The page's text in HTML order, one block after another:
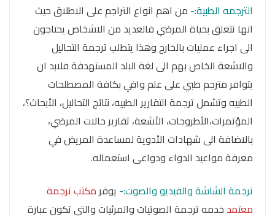
الترجمه الطبية:- من اهم انواع التراجم على الاطلاق حيث
انها تتعلق بحياة المرضي فالعديد من الاشخاص يحتاجون
الى اجراء عمليات بالخارج وهذا يتطلب ترجمة التحاليل
والاشعة الخاص بهم الى لغة البلد المستهدفة فلابد ان
يتوافر مترجم طبي على علم وافي بكافة المصطلحات
الطبيه وتشمل ترجمة التقارير الطبيه، نتائج التحاليل، الأبحاث؟،
المؤتمرات،الأطروحات، الأشعة، تقارير حالات المرضي،
بالاضافة الى شهادات الأدوية لمساعدة المريض في
معرفة مواعيد الدواء ودواعى استعماله.
ترجمة الشاشة والفيديو والصوت:- يوفر مكتب ترجمة
معتمد خدمه ترجمة الصوتيات والمرئيات والتى تكون عبارة